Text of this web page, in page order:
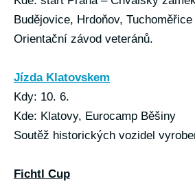
Budějovice, Hrdoňov, Tuchoměřice
Orientační závod veteránů.
Jízda Klatovskem
Kdy: 10. 6.
Kde: Klatovy, Eurocamp Běšiny
Soutěž historických vozidel
Fichtl Cup